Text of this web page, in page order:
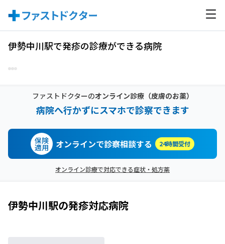
伊勢中川駅で発疹の診療ができる病院
ファストドクターのオンライン診療（皮膚のお薬）
病院へ行かずにスマホで診察できます
保険
適用 オンラインで診察相談する 24時間受付
オンライン診療で対応できる症状・処方薬
伊勢中川駅の発疹対応病院